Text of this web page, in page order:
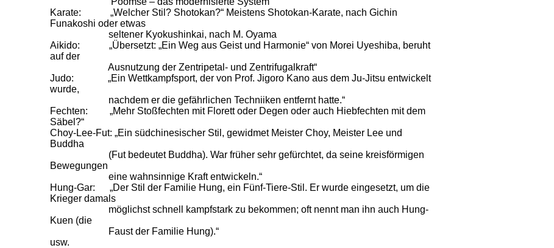
Karate: „Welcher Stil? Shotokan?“ Meistens Shotokan-Karate, nach Gichin
Funakoshi oder etwas
seltener Kyokushinkai, nach M. Oyama
Aikido: „Übersetzt: „Ein Weg aus Geist und Harmonie“ von Morei Uyeshiba, beruht
auf der
Ausnutzung der Zentripetal- und Zentrifugalkraft“
Judo: „Ein Wettkampfsport, der von Prof. Jigoro Kano aus dem Ju-Jitsu entwickelt
wurde,
nachdem er die gefährlichen Techniiken entfernt hatte.“
Fechten: „Mehr Stoßfechten mit Florett oder Degen oder auch Hiebfechten mit dem
Säbel?“
Choy-Lee-Fut: „Ein südchinesischer Stil, gewidmet Meister Choy, Meister Lee und
Buddha
(Fut bedeutet Buddha). War früher sehr gefürchtet, da seine kreisförmigen
Bewegungen
eine wahnsinnige Kraft entwickeln.“
Hung-Gar: „Der Stil der Familie Hung, ein Fünf-Tiere-Stil. Er wurde eingesetzt, um die
Krieger damals
möglichst schnell kampfstark zu bekommen; oft nennt man ihn auch Hung-
Kuen (die
Faust der Familie Hung).“
usw.